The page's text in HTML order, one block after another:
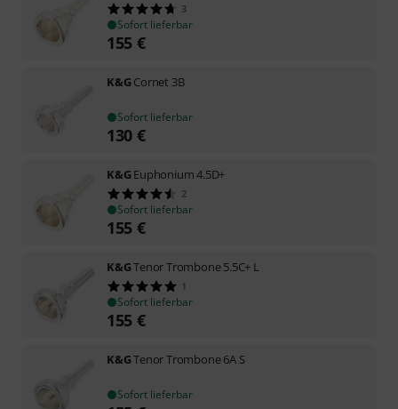
3
Sofort lieferbar
155 €
K&GCornet 3B
Sofort lieferbar
130 €
K&GEuphonium 4.5D+
2
Sofort lieferbar
155 €
K&GTenor Trombone 5.5C+ L
1
Sofort lieferbar
155 €
K&GTenor Trombone 6A S
Sofort lieferbar